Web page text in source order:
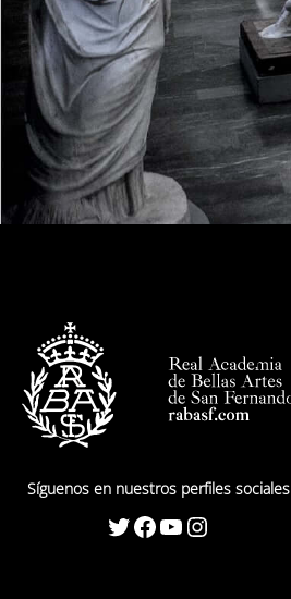
Síguenos en nuestros perfiles sociales
Twitter Facebook YouTube Instagram